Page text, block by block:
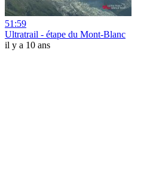
51:59
Ultratrail - étape du Mont-Blanc
il y a 10 ans